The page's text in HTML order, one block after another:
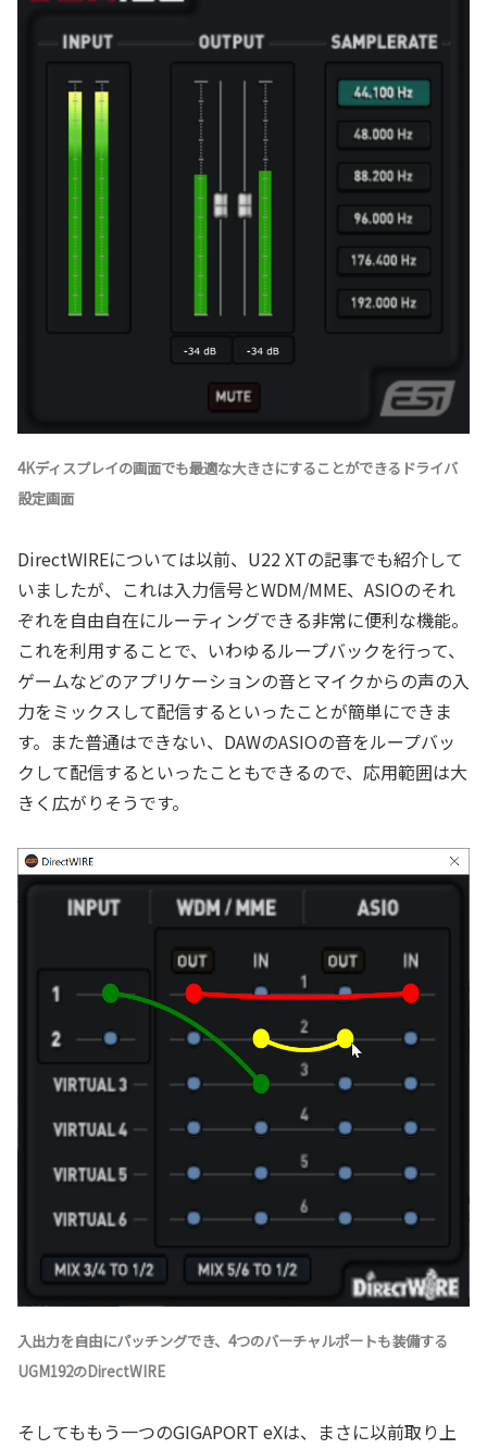
4Kディスプレイの画面でも最適な大きさにすることができるドライバ
設定画面
DirectWIREについては以前、U22 XTの記事でも紹介して
いましたが、これは入力信号とWDM/MME、ASIOのそれ
ぞれを自由自在にルーティングできる非常に便利な機能。
これを利用することで、いわゆるループバックを行って、
ゲームなどのアプリケーションの音とマイクからの声の入
力をミックスして配信するといったことが簡単にできま
す。また普通はできない、DAWのASIOの音をループバッ
クして配信するといったこともできるので、応用範囲は大
きく広がりそうです。
入出力を自由にパッチングでき、4つのバーチャルポートも装備する
UGM192のDirectWIRE
そしてももう一つのGIGAPORT eXは、まさに以前取り上